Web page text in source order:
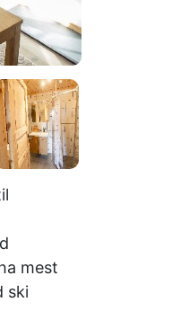
mest
ski